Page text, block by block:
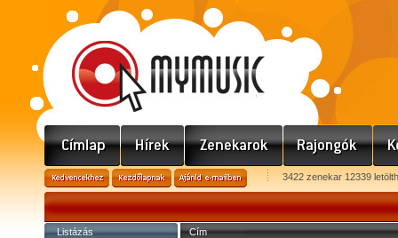
3422 zenekar 12339
Listázás Cím